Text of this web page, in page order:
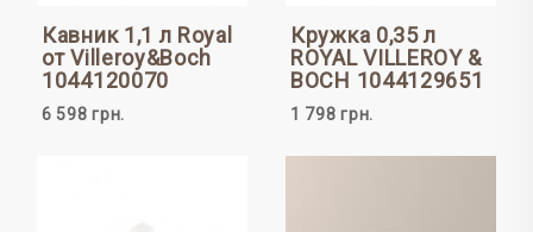
Кавник 1,1 л Royal
от Villeroy&Boch
1044120070
6 598 грн.
Кружка 0,35 л
ROYAL VILLEROY &
BOCH 1044129651
1 798 грн.